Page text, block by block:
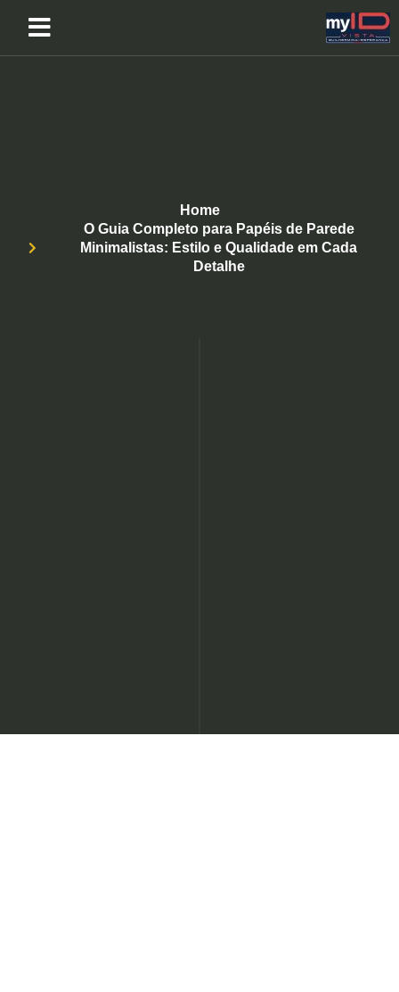
Home
O Guia Completo para Papéis de Parede
Minimalistas: Estilo e Qualidade em Cada
Detalhe